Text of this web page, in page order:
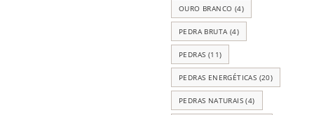
OURO BRANCO (4)
PEDRA BRUTA (4)
PEDRAS (11)
PEDRAS ENERGÉTICAS (20)
PEDRAS NATURAIS (4)